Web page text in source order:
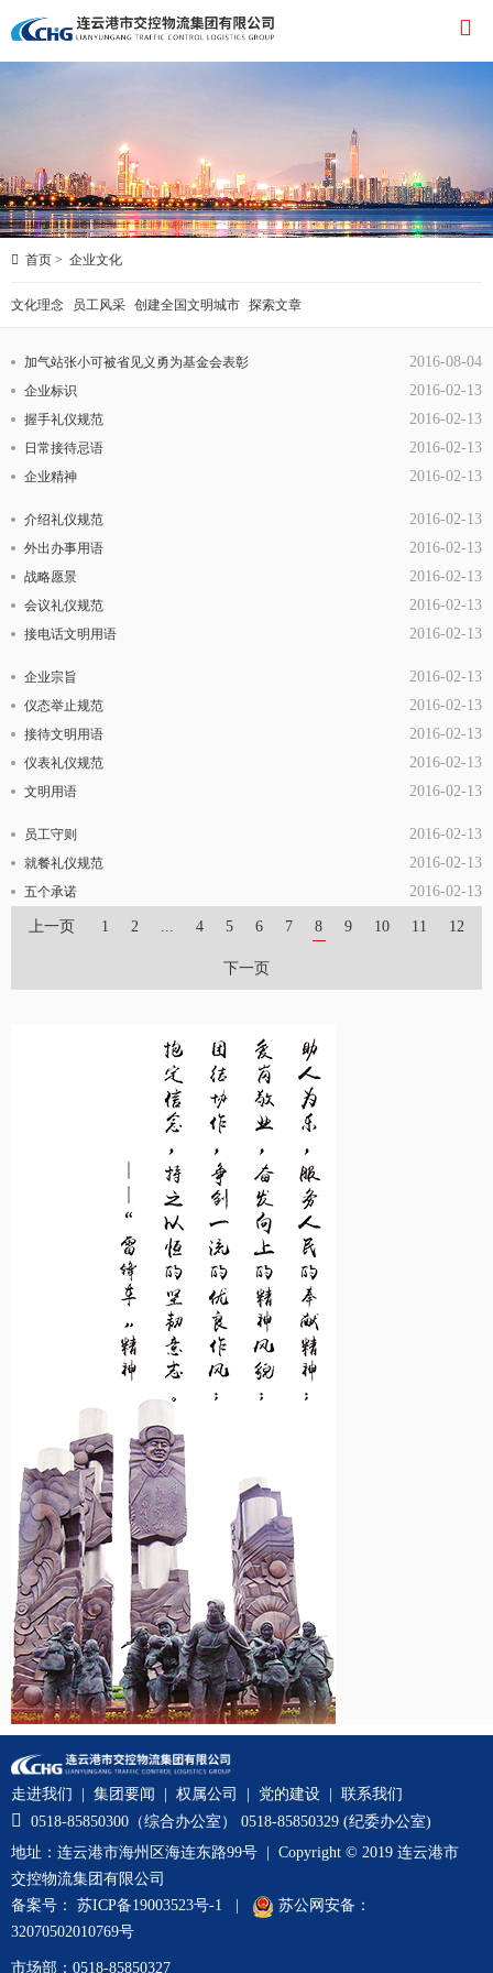

 首页 > 企业文化
文化理念 员工风采 创建全国文明城市 探索文章
2016-08-04
加气站张小可被省见义勇为基金会表彰
2016-02-13
企业标识
2016-02-13
握手礼仪规范
2016-02-13
日常接待忌语
2016-02-13
企业精神
2016-02-13
介绍礼仪规范
2016-02-13
外出办事用语
2016-02-13
战略愿景
2016-02-13
会议礼仪规范
2016-02-13
接电话文明用语
2016-02-13
企业宗旨
2016-02-13
仪态举止规范
2016-02-13
接待文明用语
2016-02-13
仪表礼仪规范
2016-02-13
文明用语
2016-02-13
员工守则
2016-02-13
就餐礼仪规范
2016-02-13
五个承诺
上一页 1 2 4 5 6 7 8 9 10 11 12
下一页
走进我们 集团要闻 权属公司 党的建设 联系我们

0518-85850300（综合办公室） 0518-85850329 (纪委办公室)
地址：连云港市海州区海连东路99号 | Copyright © 2019 连云港市
交控物流集团有限公司
备案号：
苏ICP备19003523号-1
苏公网安备：
32070502010769号
市场部：0518-85850327